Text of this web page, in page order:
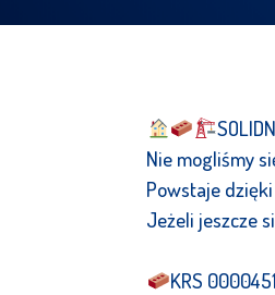
Nie mogliśmy
Powstaje
Jeżeli jeszcze
KRS